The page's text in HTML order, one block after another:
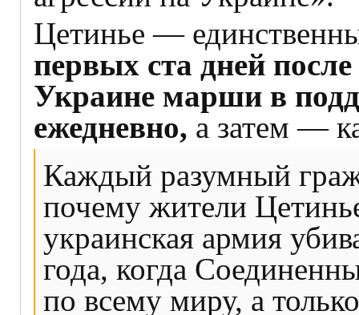
Цетинье —
первых ста дней
Украине марши в
ежедневно, а затем —
Каждый разумный
почему жители
украинская армия
года, когда
по всему миру, а